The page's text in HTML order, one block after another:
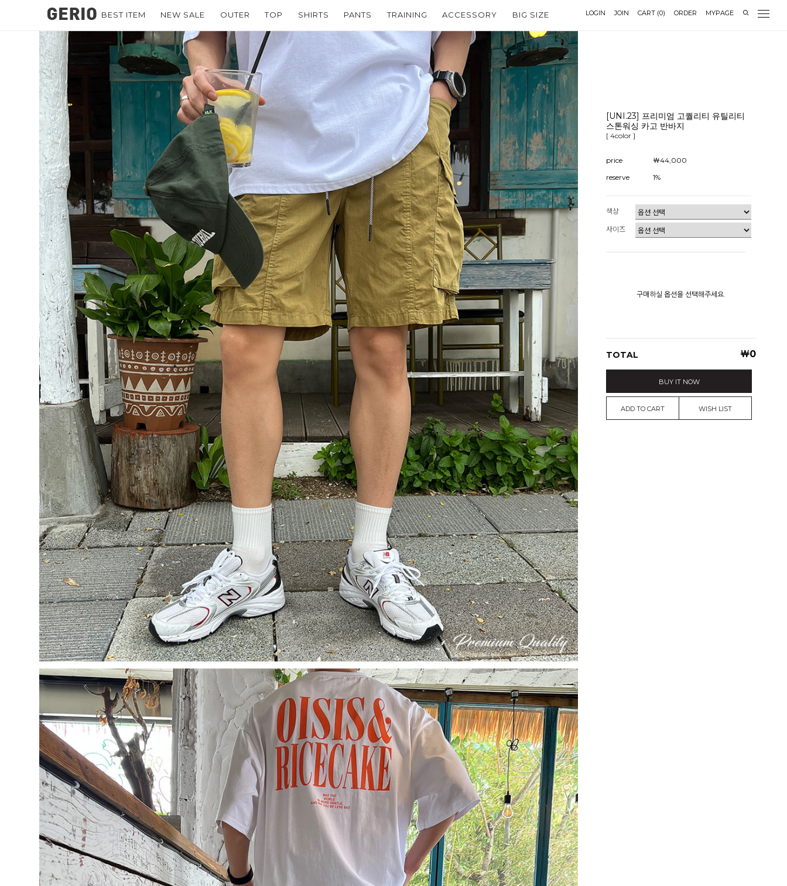
LOGIN JOIN CART (0) ORDER MYPAGE
BEST ITEM NEW SALE OUTER TOP SHIRTS PANTS TRAINING ACCESSORY BIG SIZE
[UNI.23] 프리미엄 고퀄리티 유틸리티
스톤워싱 카고 반바지
[ 4color ]
price
￦44,000
reserve
1%
색상
사이즈
구매하실 옵션을 선택해주세요.
TOTAL ￦0
BUY IT NOW
ADD TO CART WISH LIST